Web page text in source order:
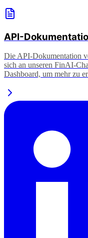
API-
Die API-Dokumentation
sich an unseren FinAI-
Dashboard, um mehr zu